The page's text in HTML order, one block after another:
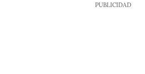
PUBLICIDAD